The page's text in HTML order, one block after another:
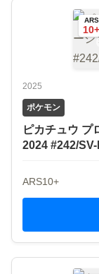
ARS
10+
2025
ポケモン
ピカチュウ プ
2024 #242/SV-
ARS10+